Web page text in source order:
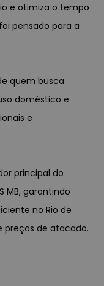
e otimiza o tempo
pensado para a
quem busca
doméstico e
e
principal do
MB, garantindo
no Rio de
preços de atacado.